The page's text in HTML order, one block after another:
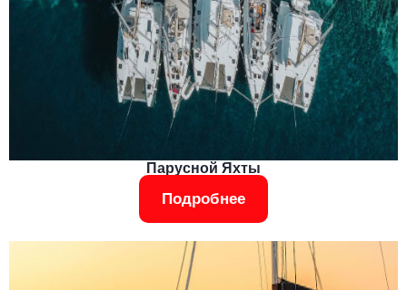
Парусной Яхты
Подробнее